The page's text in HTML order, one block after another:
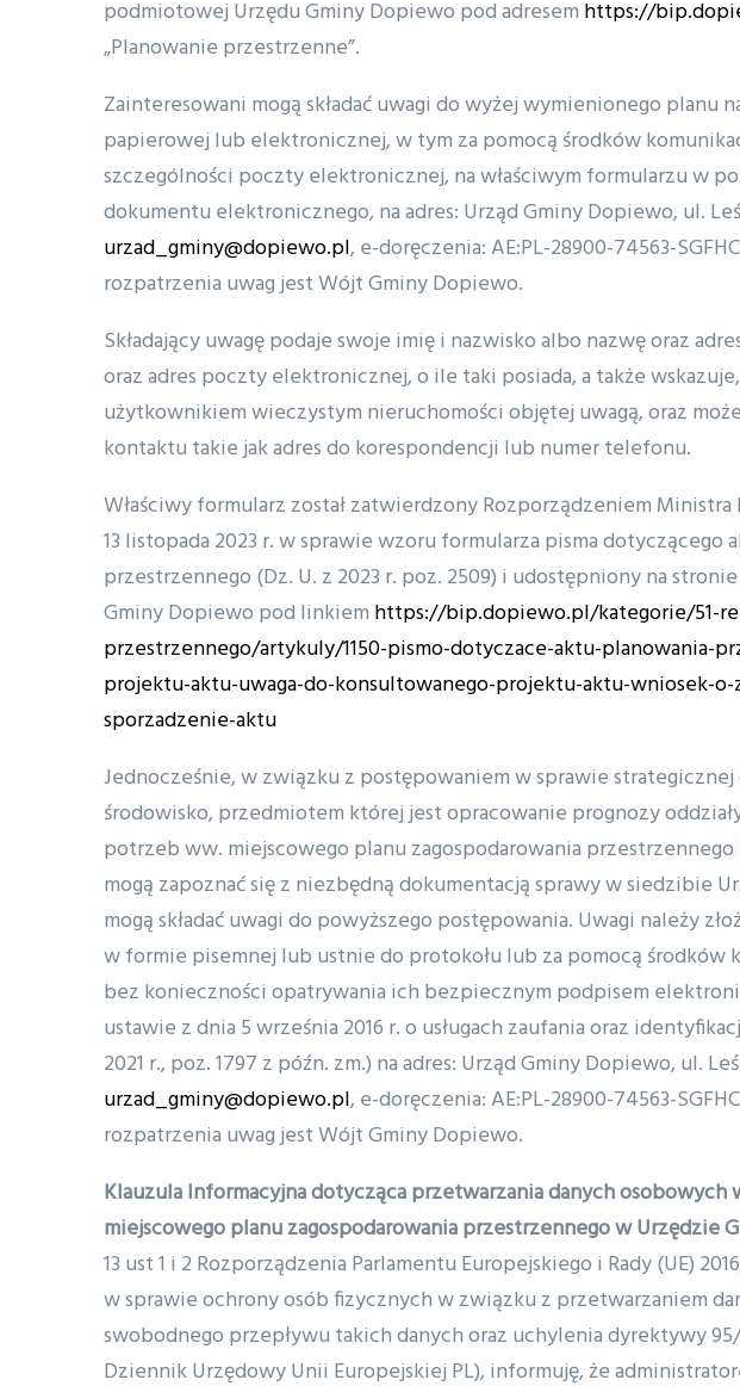
podmiotowej Urzędu Gminy Dopiewo pod adresem https://
„Planowanie przestrzenne”.
Zainteresowani mogą składać uwagi do wyżej wymienionego planu
papierowej lub elektronicznej, w tym za pomocą środków
szczególności poczty elektronicznej, na właściwym formularzu w
dokumentu elektronicznego, na adres: Urząd Gminy Dopiewo, ul.
urzad_gminy@dopiewo.pl, e-doręczenia: AE:PL-28900-74563-
rozpatrzenia uwag jest Wójt Gminy Dopiewo.
Składający uwagę podaje swoje imię i nazwisko albo nazwę oraz
oraz adres poczty elektronicznej, o ile taki posiada, a także
użytkownikiem wieczystym nieruchomości objętej uwagą, oraz
kontaktu takie jak adres do korespondencji lub numer telefonu.
Właściwy formularz został zatwierdzony Rozporządzeniem
13 listopada 2023 r. w sprawie wzoru formularza pisma dotyczącego
przestrzennego (Dz. U. z 2023 r. poz. 2509) i udostępniony na
Gminy Dopiewo pod linkiem https://bip.dopiewo.pl/kategorie/51-
przestrzennego/artykuly/1150-pismo-dotyczace-aktu-planowania-
projektu-aktu-uwaga-do-konsultowanego-projektu-aktu-wniosek-
sporzadzenie-aktu
Jednocześnie, w związku z postępowaniem w sprawie strategicznej
środowisko, przedmiotem której jest opracowanie prognozy
potrzeb ww. miejscowego planu zagospodarowania
mogą zapoznać się z niezbędną dokumentacją sprawy w siedzibie
mogą składać uwagi do powyższego postępowania. Uwagi należy
w formie pisemnej lub ustnie do protokołu lub za pomocą
bez konieczności opatrywania ich bezpiecznym podpisem
ustawie z dnia 5 września 2016 r. o usługach zaufania oraz
2021 r., poz. 1797 z późn. zm.) na adres: Urząd Gminy Dopiewo, ul.
urzad_gminy@dopiewo.pl, e-doręczenia: AE:PL-28900-74563-
rozpatrzenia uwag jest Wójt Gminy Dopiewo.
Klauzula Informacyjna dotycząca przetwarzania danych osobowych
miejscowego planu zagospodarowania przestrzennego w Urzędzie
13 ust 1 i 2 Rozporządzenia Parlamentu Europejskiego i Rady (UE)
w sprawie ochrony osób fizycznych w związku z przetwarzaniem
swobodnego przepływu takich danych oraz uchylenia dyrektywy 95/
Dziennik Urzędowy Unii Europejskiej PL), informuję, że